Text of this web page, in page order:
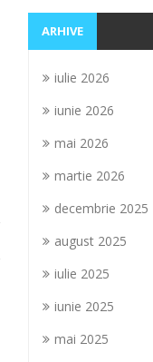
ARHIVE
iulie 2026
iunie 2026
mai 2026
martie 2026
decembrie 2025
august 2025
iulie 2025
iunie 2025
mai 2025